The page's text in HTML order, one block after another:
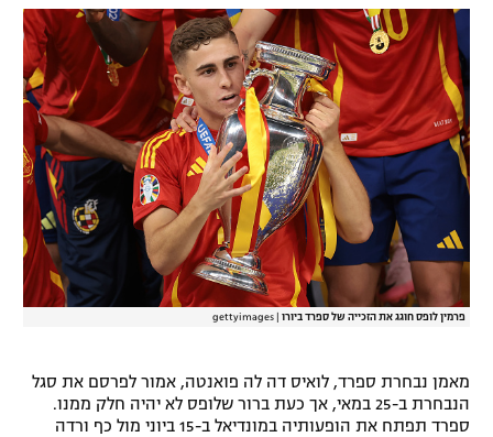
לוח דרושים – ג'ובנט
תגיות
המגזין
פרמין לופס חוגג את הזכייה של ספרד ביורו gettyimages
מאמן נבחרת ספרד, לואיס דה לה פואנטה, אמור לפרסם את סגל
הנבחרת ב-25 במאי, אך כעת ברור שלופס לא יהיה חלק ממנו.
ספרד תפתח את הופעותיה במונדיאל ב-15 ביוני מול כף ורדה